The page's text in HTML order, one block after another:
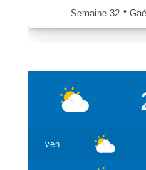
Semaine 32 •
ven